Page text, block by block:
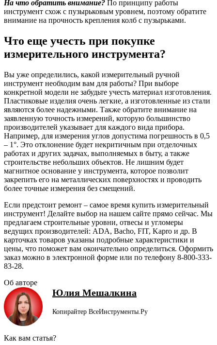
На что обратить внимание? По принципу работы
инструмент схож с пузырьковым уровнем, поэтому обратите
внимание на прочность крепления колб с пузырьками.
Что еще учесть при покупке
измерительного инструмента?
Вы уже определились, какой измерительный ручной
инструмент необходим вам для работы? При выборе
конкретной модели не забудьте учесть материал изготовления.
Пластиковые изделия очень легкие, а изготовленные из стали
являются более надежными. Также обратите внимание на
заявленную точность измерений, которую большинство
производителей указывает для каждого вида прибора.
Например, для измерения углов допустима погрешность в 0,5
– 1°. Это отклонение будет некритичным при отделочных
работах и других задачах, выполняемых в быту, а также
строительстве небольших объектов. Не лишним будет
магнитное основание у инструмента, которое позволит
закрепить его на металлических поверхностях и проводить
более точные измерения без смещений.
Если предстоит ремонт – самое время купить измерительный
инструмент! Делайте выбор на нашем сайте прямо сейчас. Мы
предлагаем строительные уровни, отвесы и угломеры
ведущих производителей: ADA, Bacho, FIT, Kapro и др. В
карточках товаров указаны подробные характеристики и
цены, что поможет вам окончательно определиться. Оформить
заказ можно в электронной форме или по телефону 8-800-333-
83-28.
Об авторе
Юлия Мешалкина
Копирайтер ВсеИнструменты.Ру
Как вам статья?